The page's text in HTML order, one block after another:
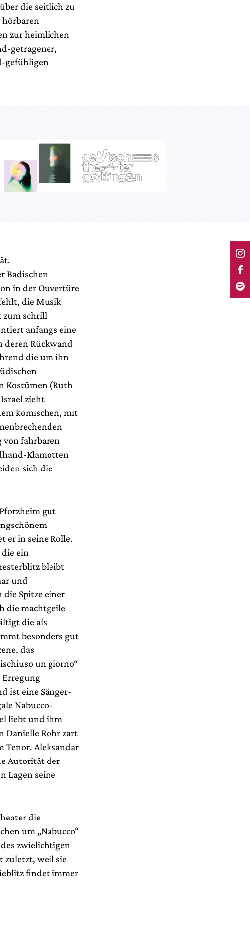
die seitlich zu
zur heimlichen
getragener,
gefühligen
Badischen
in der Ouvertüre
die Musik
zum schrill
anfangs eine
deren Rückwand
die um ihn
Kostümen (Ruth
zieht
komischen, mit
von fahrbaren
Klamotten
sich die
gut
er in seine Rolle.
ein
bleibt
und
Spitze einer
die machtgeile
die als
besonders gut
das
un giorno“
Erregung
ist eine Sänger-
Nabucco-
liebt und ihm
Danielle Rohr zart
Tenor. Aleksandar
Autorität der
Lagen seine
die
um „Nabucco“
zwielichtigen
zuletzt, weil sie
findet immer